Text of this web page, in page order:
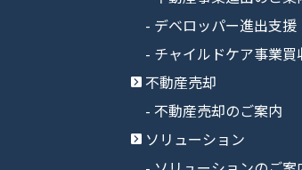
デベロッパー進出支援
チャイルドケア事業買
不動産売却
不動産売却のご案内
ソリューション